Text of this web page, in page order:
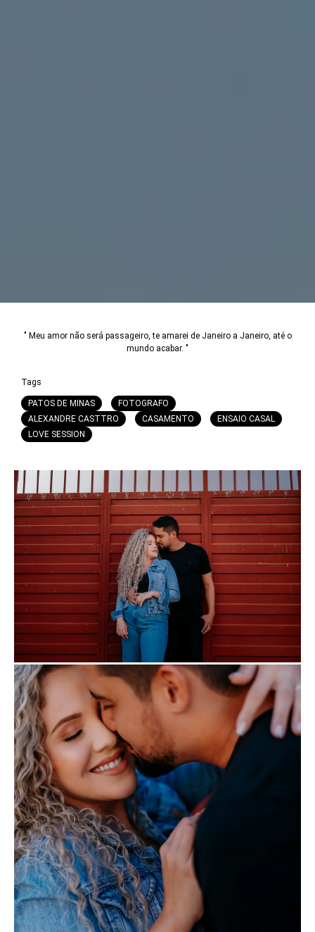
" Meu amor não será passageiro, te amarei de Janeiro a Janeiro, até o
mundo acabar. "
Tags
PATOS DE MINAS
FOTOGRAFO
ALEXANDRE CASTTRO
CASAMENTO
ENSAIO CASAL
LOVE SESSION